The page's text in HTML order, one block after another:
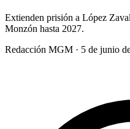
Extienden prisión a López
Monzón hasta 2027.
Redacción MGM · 5 de junio